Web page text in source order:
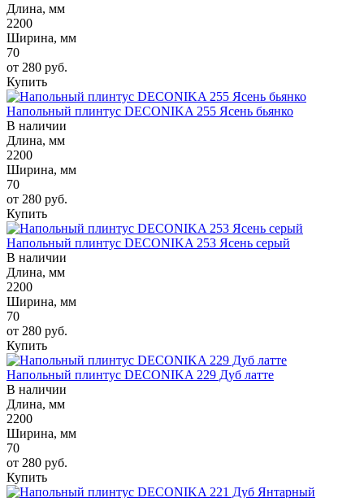
Длина, мм
2200
Ширина, мм
70
от 280 руб.
Купить
Напольный плинтус DECONIKA 255 Ясень бьянко
В наличии
Длина, мм
2200
Ширина, мм
70
от 280 руб.
Купить
Напольный плинтус DECONIKA 253 Ясень серый
В наличии
Длина, мм
2200
Ширина, мм
70
от 280 руб.
Купить
Напольный плинтус DECONIKA 229 Дуб латте
В наличии
Длина, мм
2200
Ширина, мм
70
от 280 руб.
Купить